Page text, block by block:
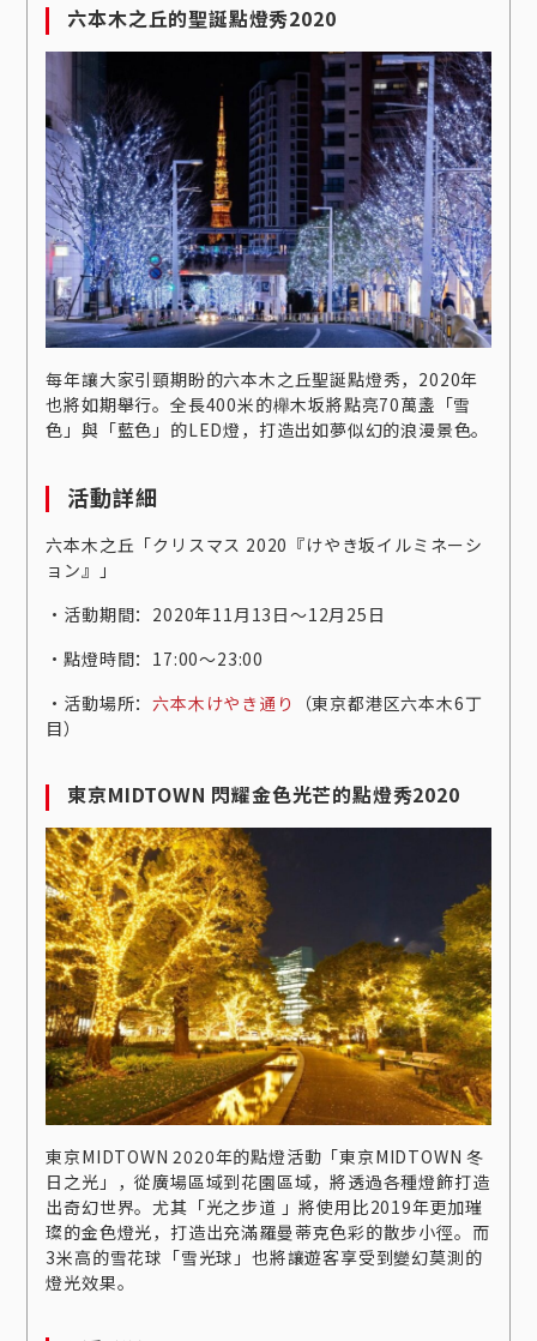
六本木之丘的聖誕點燈秀2020
每年讓大家引頸期盼的六本木之丘聖誕點燈秀，2020年
也將如期舉行。全長400米的櫸木坂將點亮70萬盞「雪
色」與「藍色」的LED燈，打造出如夢似幻的浪漫景色。
活動詳細
六本木之丘「クリスマス 2020『けやき坂イルミネーシ
ョン』」
‧活動期間：2020年11月13日～12月25日
‧點燈時間：17:00～23:00
‧活動場所：六本木けやき通り
（東京都港区六本木6丁
目）
東京MIDTOWN 閃耀金色光芒的點燈秀2020
東京MIDTOWN 2020年的點燈活動「東京MIDTOWN 冬
日之光」，從廣場區域到花園區域，將透過各種燈飾打造
出奇幻世界。尤其「光之步道 」將使用比2019年更加璀
璨的金色燈光，打造出充滿羅曼蒂克色彩的散步小徑。而
3米高的雪花球「雪光球」也將讓遊客享受到變幻莫測的
燈光效果。